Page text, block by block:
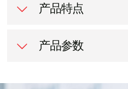
产品特点
产品参数